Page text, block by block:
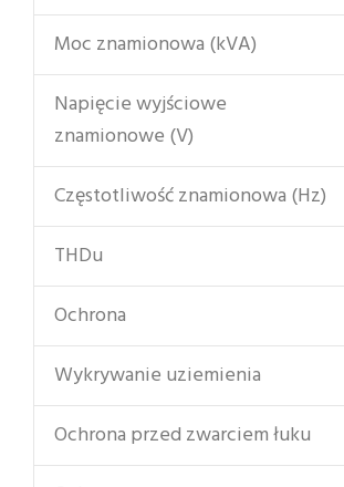
Moc znamionowa (kVA)
Napięcie wyjściowe
znamionowe (V)
Częstotliwość znamionowa (Hz)
THDu
Ochrona
Wykrywanie uziemienia
Ochrona przed zwarciem łuku